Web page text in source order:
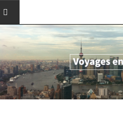
ACCUEIL
VOYAGES EN CHINE
VOYAGES EN ASIE